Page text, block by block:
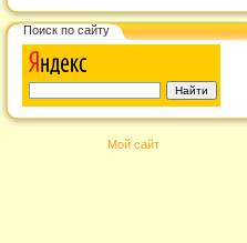
Поиск по сайту
Мой сайт